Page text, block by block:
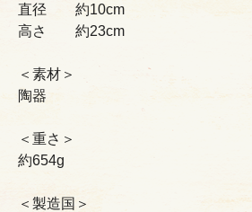
直径 約10cm
高さ 約23cm
＜素材＞
陶器
＜重さ＞
約654g
＜製造国＞